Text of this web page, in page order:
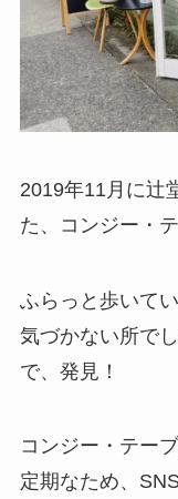
2019年11月に辻
た、コンジー・テ
ふらっと歩いて
気づかない所で
で、発見！
コンジー・テー
定期なため、